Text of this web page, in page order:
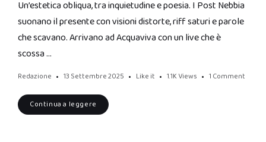
Un’estetica obliqua, tra inquietudine e poesia. I Post Nebbia
suonano il presente con visioni distorte, riff saturi e parole
che scavano. Arrivano ad Acquaviva con un live che è
scossa …
Redazione 13 Settembre 2025 Like it 1.1K Views 1 Comment
Continua a leggere